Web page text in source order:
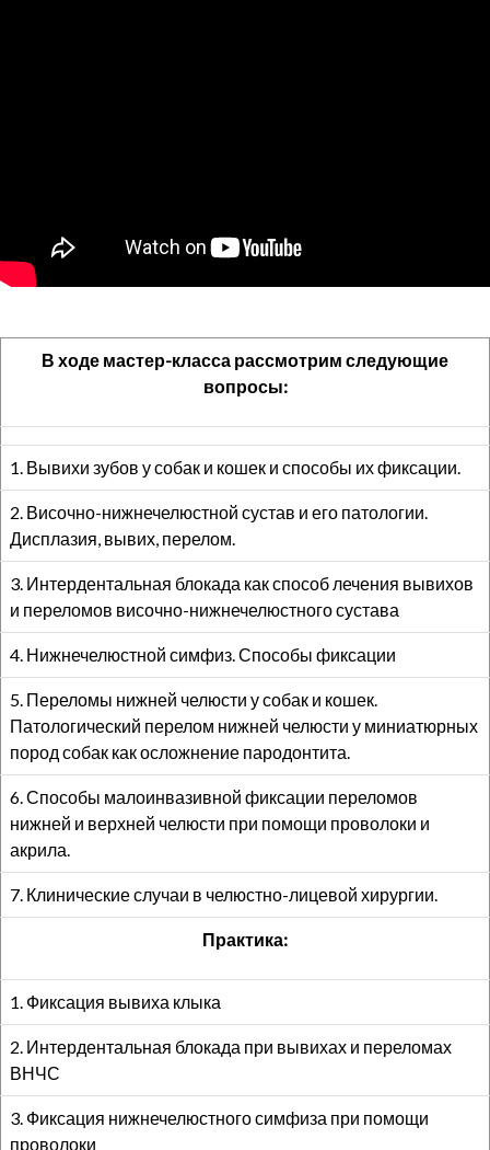
В ходе мастер-класса рассмотрим следующие
вопросы:
1. Вывихи зубов у собак и кошек и способы их фиксации.
2. Височно-нижнечелюстной сустав и его патологии.
Дисплазия, вывих, перелом.
3. Интердентальная блокада как способ лечения вывихов
и переломов височно-нижнечелюстного сустава
4. Нижнечелюстной симфиз. Способы фиксации
5. Переломы нижней челюсти у собак и кошек.
Патологический перелом нижней челюсти у миниатюрных
пород собак как осложнение пародонтита.
6. Способы малоинвазивной фиксации переломов
нижней и верхней челюсти при помощи проволоки и
акрила.
7. Клинические случаи в челюстно-лицевой хирургии.
Практика:
1. Фиксация вывиха клыка
2. Интердентальная блокада при вывихах и переломах
ВНЧС
3. Фиксация нижнечелюстного симфиза при помощи
проволоки